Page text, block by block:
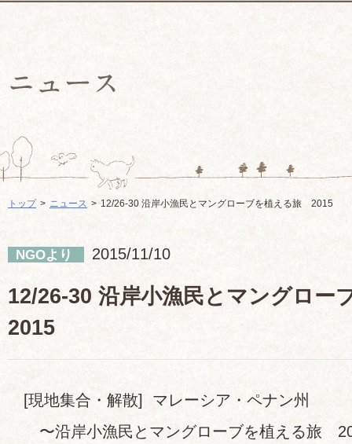
トップ ニュース 12/26-30 沿岸小漁民とマングローブを植える旅 2015
NGOより 2015/11/10
12/26-30 沿岸小漁民とマングロ
2015
[現地集合・解散] マレーシア・ペナン州
〜沿岸小漁民とマングローブを植える旅